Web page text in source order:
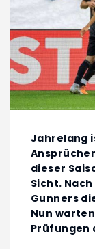
Jahrelang
dieser
Sicht.
Gunners
Nun
Prüfungen